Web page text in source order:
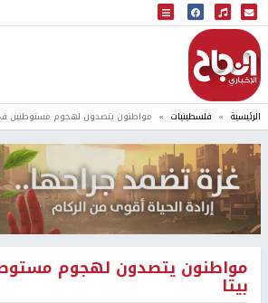
البث المباشر
إذاعة النجاح
الرئيسية فلسطينيات مواطنون يتصدون لهجوم مستوطنين في
مواطنون يتصدون لهجوم
بيتا